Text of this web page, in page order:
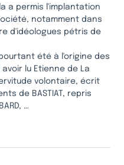
a permis l'implantation
notamment dans
d'idéologues pétris de
été à l'origine des
lu Etienne de La
volontaire, écrit
de BASTIAT, repris
…